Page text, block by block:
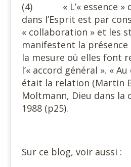
(4) « L’« essence »
dans l’Esprit est par
« collaboration » et les
manifestent la présence
la mesure où elles font
l’« accord général ». «
était la relation (Martin
Moltmann, Dieu dans la
1988 (p25).
Sur ce blog, voir aussi :